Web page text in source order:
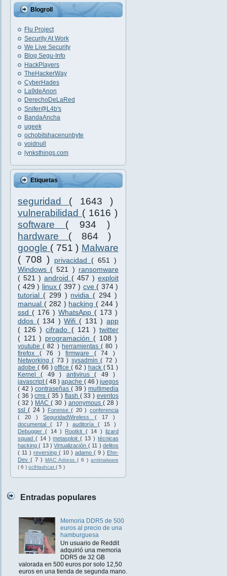
Blogroll
Flu Project
Security At Work
We Live Security
Blog Segu-Info
HackPlayers
TheHackerWay
CyberHades
La9deAnon
DerechoDeLaRed
Snifer@L4b's
BandaAncha
ugeek
ochobitshacenunbyte
voidnull
lynksthings.com
Etiquetas
seguridad ( 1643 )
vulnerabilidad ( 1616 )
software ( 934 )
hardware ( 864 )
google ( 751 ) Malware
( 708 )
privacidad ( 651 )
Windows ( 521 ) ransomware
( 521 ) android ( 457 ) exploit
( 429 ) linux ( 397 ) cve ( 374 )
tutorial ( 299 ) nvidia ( 294 )
manual ( 282 ) hacking ( 244 )
ssd ( 176 ) WhatsApp ( 173 )
ddos ( 134 )Wifi ( 131 ) app
( 126 )cifrado ( 121 )twitter
( 121 ) programación ( 108 )
youtube( 82 ) herramientas( 80 )
firefox ( 76 ) firmware ( 74 )
Networking( 73 ) sysadmin( 72 )
adobe ( 66 )office( 62 ) hack ( 51 )
Kernel( 49 ) antivirus( 49 )
javascript( 48 )apache ( 46 ) juegos
( 42 ) contraseñas ( 39 ) multimedia
( 36 )cms( 35 ) flash ( 33 )eventos
( 32 ) MAC( 30 ) anonymous ( 28 )
ssl( 24 ) Forense( 20 ) conferencia
( 20 )SeguridadWireless ( 17 )
documental ( 17 ) auditoría ( 15 )
Debugger( 14 ) Rootkit ( 14 ) lizard
squad ( 14 )metasploit( 13 ) técnicas
hacking( 13 )Virtualización ( 11 ) delitos
( 11 ) reversing ( 10 ) adamo ( 9 ) Ehn-
Dev ( 7 ) MAC Adress ( 6 ) antimalware
( 6 ) oclHashcat ( 5 )
Entradas populares
Memoria DDR5 de 500
euros al precio de una
hamburguesa
Un usuario de Reddit
adquirió una memoria
DDR5 de 32 GB
valorada en 500 euros por solo 12,50
euros en una tienda de segunda mano.